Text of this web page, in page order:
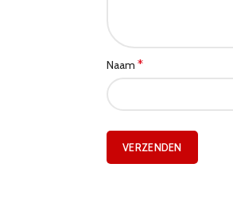
Naam *